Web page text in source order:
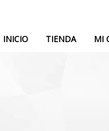
INICIO TIENDA MI